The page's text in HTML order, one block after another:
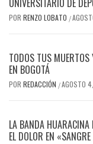
POR RENZO LOBATO /
TODOS TUS MUERTOS
EN BOGOTÁ
POR REDACCIÓN /AGOSTO
LA BANDA
EL DOLOR EN